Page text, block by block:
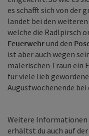
es schafft sich von der
landet bei den weiteren
welche die Radlpirsch
Feuerwehrund den
ist aber auch wegen
malerischen Traun ein
für viele lieb
Augustwochenende bei
Weitere Informationen
erhältst du auch auf der